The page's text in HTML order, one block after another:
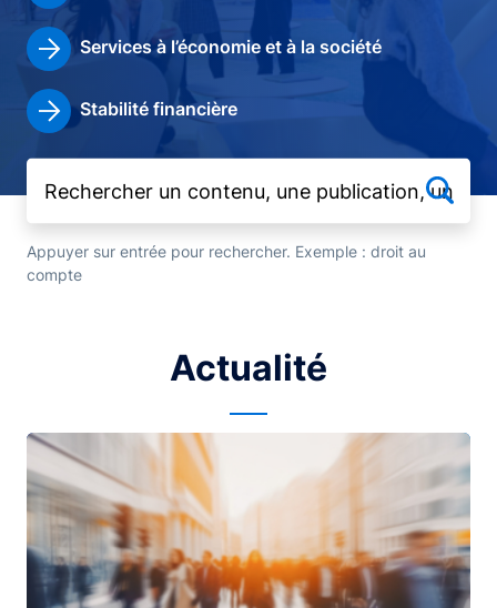
Services à l’économie et à la société
Stabilité financière
Appuyer sur entrée pour rechercher. Exemple : droit au
compte
Actualité
Image